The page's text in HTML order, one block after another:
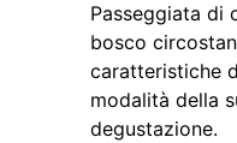
Passeggiata di
bosco
caratteristiche
modalità della
degustazione.